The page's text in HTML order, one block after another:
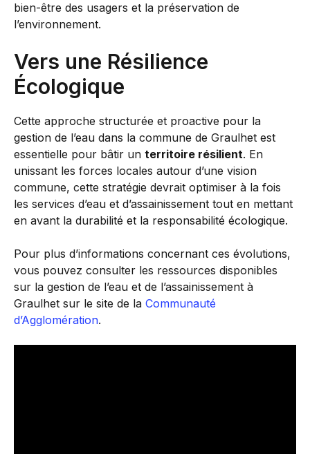
bien-être des usagers et la préservation de
l’environnement.
Vers une Résilience
Écologique
Cette approche structurée et proactive pour la
gestion de l’eau dans la commune de Graulhet est
essentielle pour bâtir un territoire résilient. En
unissant les forces locales autour d’une vision
commune, cette stratégie devrait optimiser à la fois
les services d’eau et d’assainissement tout en mettant
en avant la durabilité et la responsabilité écologique.
Pour plus d’informations concernant ces évolutions,
vous pouvez consulter les ressources disponibles
sur la gestion de l’eau et de l’assainissement à
Graulhet sur le site de la Communauté
d’Agglomération.